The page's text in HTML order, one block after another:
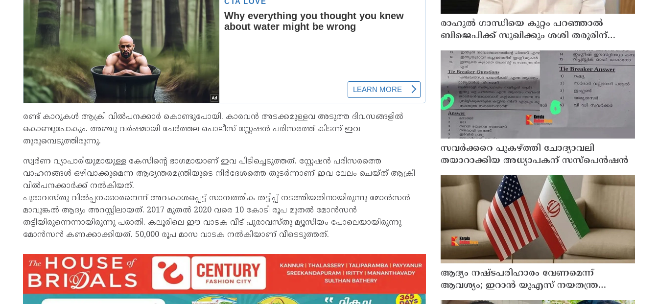
രണ്ട് കാറുകള്‍ ആക്രി വില്‍പനക്കാര്‍ കൊണ്ടുപോയി. കാരവന്‍ അടക്കമുള്ളവ അടുത്ത ദിവസങ്ങളില്‍
കൊണ്ടുപോകും. അഞ്ചു വര്‍ഷമായി ചേര്‍ത്തല പൊലീസ് സ്റ്റേഷന്‍ പരിസരത്ത് കിടന്ന് ഇവ
തുരുമ്പെടുത്തിരുന്നു.
സ്വര്‍ണ വ്യാപാരിയുമായുള്ള കേസിന്റെ ഭാഗമായാണ് ഇവ പിടിച്ചെടുത്തത്. സ്റ്റേഷന്‍ പരിസരത്തെ
വാഹനങ്ങള്‍ ഒഴിവാക്കുമെന്ന ആഭ്യന്തരമന്ത്രിയുടെ നിര്‍ദേശത്തെ തുടര്‍ന്നാണ് ഇവ ലേലം ചെയ്ത് ആക്രി
വില്‍പനക്കാര്‍ക്ക് നല്‍കിയത്.
പുരാവസ്തു വില്‍പ്പനക്കാരനെന്ന് അവകാശപ്പെട്ട് സാമ്പത്തിക തട്ടിപ്പ് നടത്തിയതിനായിരുന്നു മോന്‍സന്‍
മാവുങ്കല്‍ ആദ്യം അറസ്റ്റിലായത്. 2017 മുതല്‍ 2020 വരെ 10 കോടി രൂപ മുതല്‍ മോന്‍സന്‍
തട്ടിയിരുന്നെന്നായിരുന്നു പരാതി. കലൂരിലെ ഈ വാടക വീട് പുരാവസ്തു മ്യൂസിയം പോലെയായിരുന്നു
മോന്‍സന്‍ കണക്കാക്കിയത്. 50,000 രൂപ മാസ വാടക നല്‍കിയാണ് വീടെടുത്തത്.
രാഹുല്‍ ഗാന്ധിയെ കുറ്റം പറഞ്ഞാല്‍
ബിജെപിക്ക് സുഖിക്കും ശശി തരൂരിന്
മറുപടിയുമായി കെ സി വേണുഗോപാല്‍
സവര്‍ക്കറെ പുകഴ്ത്തി ചോദ്യാവലി
തയാറാക്കിയ അധ്യാപകന് സസ്‌പെന്‍ഷന്‍
ആദ്യം നഷ്ടപരിഹാരം വേണമെന്ന്
ആവശ്യം; ഇറാന്‍ യുഎസ് നയതന്ത്ര
നീക്കങ്ങളില്‍ അനിശ്ചിതത്വം